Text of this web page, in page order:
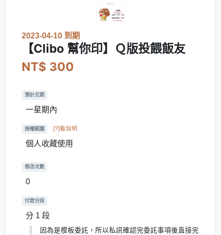
2023-04-10 到期
【Clibo 幫你印】Ｑ版投餵飯友
NT$ 300
預計交期
一星期內
授權範圍 [?]看說明
個人收藏使用
修改次數
0
付款分段
分 1 段
因為是模板委託，所以私訊確認完委託事項後直接完